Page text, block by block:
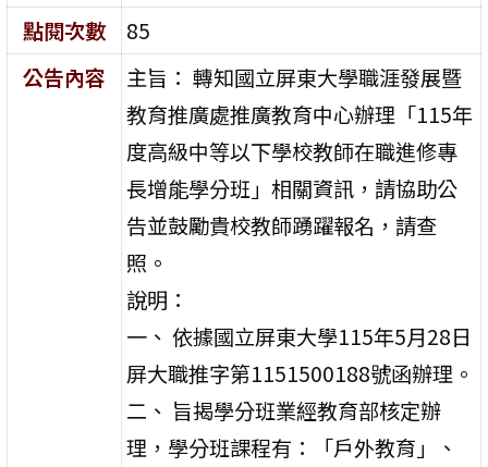
點閱次數
85
公告內容
主旨： 轉知國立屏東大學職涯發展暨
教育推廣處推廣教育中心辦理「115年
度高級中等以下學校教師在職進修專
長增能學分班」相關資訊，請協助公
告並鼓勵貴校教師踴躍報名，請查
照。
說明：
一、 依據國立屏東大學115年5月28日
屏大職推字第1151500188號函辦理。
二、 旨揭學分班業經教育部核定辦
理，學分班課程有：「戶外教育」、